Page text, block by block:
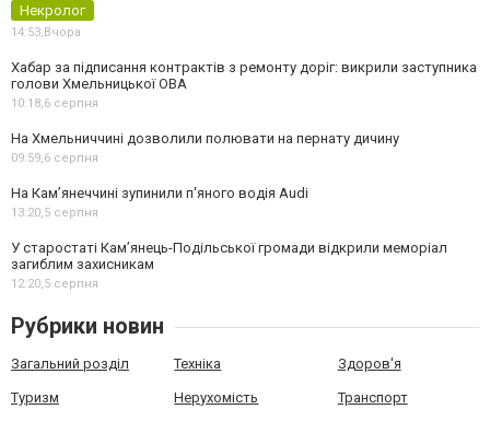
Некролог
14:53,Вчора
Хабар за підписання контрактів з ремонту доріг: викрили заступника
голови Хмельницької ОВА
10:18,6 серпня
На Хмельниччині дозволили полювати на пернату дичину
09:59,6 серпня
На Камʼянеччині зупинили п'яного водія Audi
13:20,5 серпня
У старостаті Кам’янець-Подільської громади відкрили меморіал
загиблим захисникам
12:20,5 серпня
Рубрики новин
Загальний розділ Техніка Здоров'я
Туризм Нерухомість Транспорт